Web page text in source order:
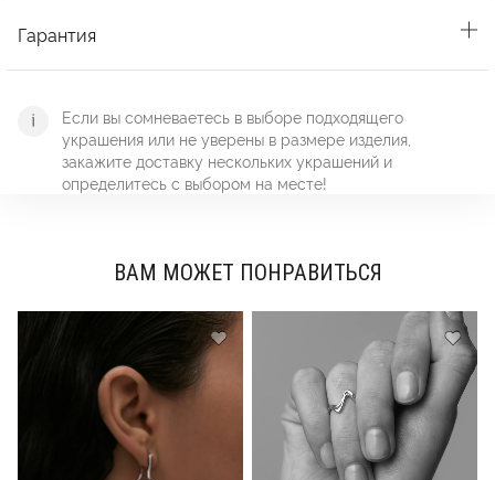
Гарантия
Если вы сомневаетесь в выборе подходящего
украшения или не уверены в размере изделия,
закажите доставку нескольких украшений и
определитесь с выбором на месте!
ВАМ МОЖЕТ ПОНРАВИТЬСЯ